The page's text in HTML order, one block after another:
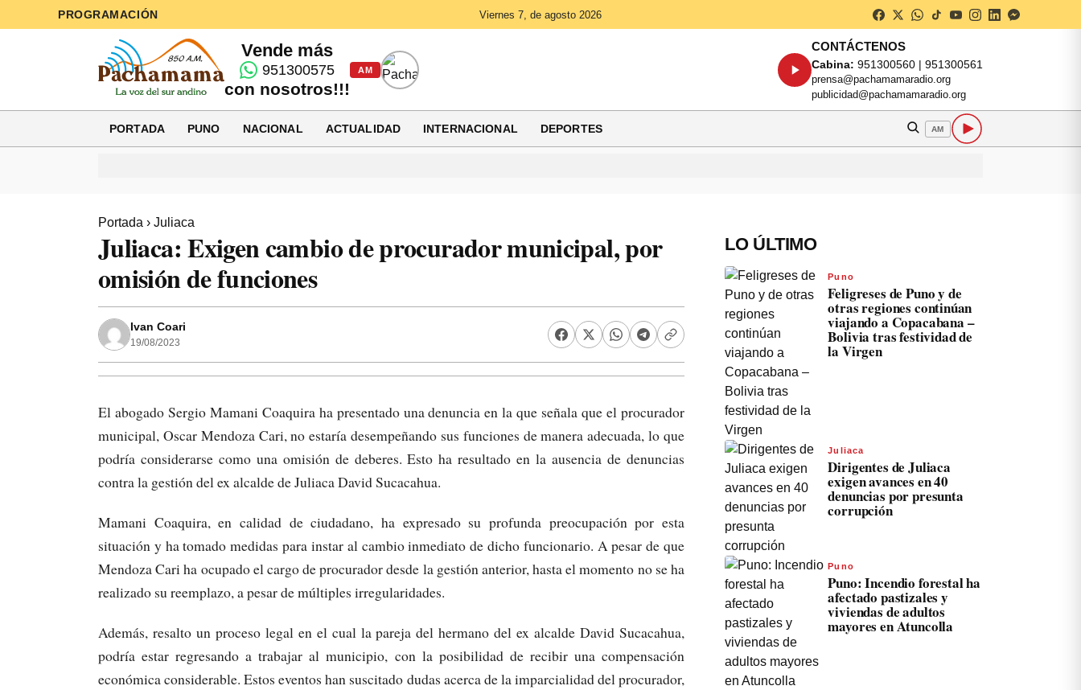
PROGRAMACIÓN Viernes 7, de agosto 2026
Vende más
951300575
con nosotros!!!
AM
CONTÁCTENOS
Cabina: 951300560 | 951300561
prensa@pachamamaradio.org
publicidad@pachamamaradio.org
PORTADA PUNO NACIONAL ACTUALIDAD INTERNACIONAL DEPORTES AM
Portada › Juliaca
Juliaca: Exigen cambio de procurador municipal, por
omisión de funciones
Ivan Coari
19/08/2023
El abogado Sergio Mamani Coaquira ha presentado una denuncia en la que señala que el procurador
municipal, Oscar Mendoza Cari, no estaría desempeñando sus funciones de manera adecuada, lo que
podría considerarse como una omisión de deberes. Esto ha resultado en la ausencia de denuncias
contra la gestión del ex alcalde de Juliaca David Sucacahua.
Mamani Coaquira, en calidad de ciudadano, ha expresado su profunda preocupación por esta
situación y ha tomado medidas para instar al cambio inmediato de dicho funcionario. A pesar de que
Mendoza Cari ha ocupado el cargo de procurador desde la gestión anterior, hasta el momento no se ha
realizado su reemplazo, a pesar de múltiples irregularidades.
Además, resalto un proceso legal en el cual la pareja del hermano del ex alcalde David Sucacahua,
podría estar regresando a trabajar al municipio, con la posibilidad de recibir una compensación
económica considerable. Estos eventos han suscitado dudas acerca de la imparcialidad del procurador,
LO ÚLTIMO
Puno
Feligreses de Puno y de
otras regiones continúan
viajando a Copacabana –
Bolivia tras festividad de
la Virgen
Juliaca
Dirigentes de Juliaca
exigen avances en 40
denuncias por presunta
corrupción
Puno
Puno: Incendio forestal ha
afectado pastizales y
viviendas de adultos
mayores en Atuncolla